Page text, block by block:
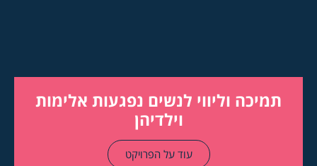
תמיכה וליווי לנשים נפגעות אלימות
וילדיהן
עוד על הפרויקט